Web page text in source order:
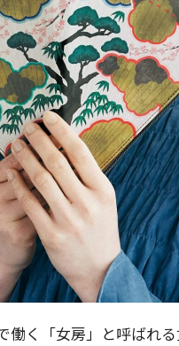
働く「女房」と呼ばれ